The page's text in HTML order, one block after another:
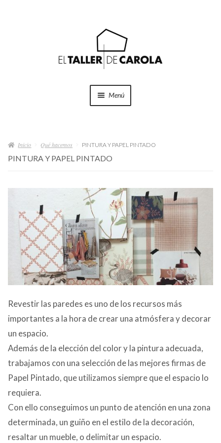
Menú
PROYECTOS
QUIÉNES SOMOS
CONTACTO
Inicio Qué hacemos PINTURA Y PAPEL PINTADO
PINTURA Y PAPEL PINTADO
Revestir las paredes es uno de los recursos más
importantes a la hora de crear una atmósfera y decorar
un espacio.
Además de la elección del color y la pintura adecuada,
trabajamos con una selección de las mejores firmas de
Papel Pintado, que utilizamos siempre que el espacio lo
requiera.
Con ello conseguimos un punto de atención en una zona
determinada, un guiño en el estilo de la decoración,
resaltar un mueble, o delimitar un espacio.